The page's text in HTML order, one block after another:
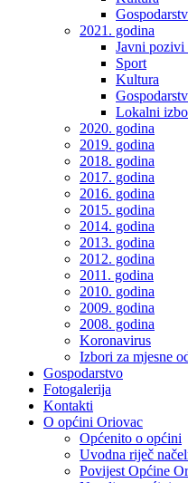
2021. godina
Javni pozivi
Sport
Kultura
Lokalni
2020. godina
2019. godina
2018. godina
2017. godina
2016. godina
2015. godina
2014. godina
2013. godina
2012. godina
2011. godina
2010. godina
2009. godina
2008. godina
Koronavirus
Izbori za mjesne
Gospodarstvo
Fotogalerija
Kontakti
O općini Oriovac
Općenito o općini
Uvodna riječ
Povijest Općine